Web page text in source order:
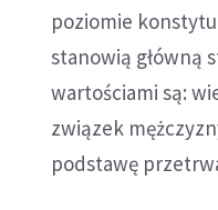
poziomie
stanowią główną
wartościami są:
związek
podstawę